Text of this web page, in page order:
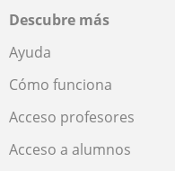
Descubre más
Ayuda
Cómo funciona
Acceso profesores
Acceso a alumnos